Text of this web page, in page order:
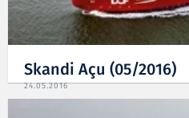
Skandi Açu (05/2016)
24.05.2016